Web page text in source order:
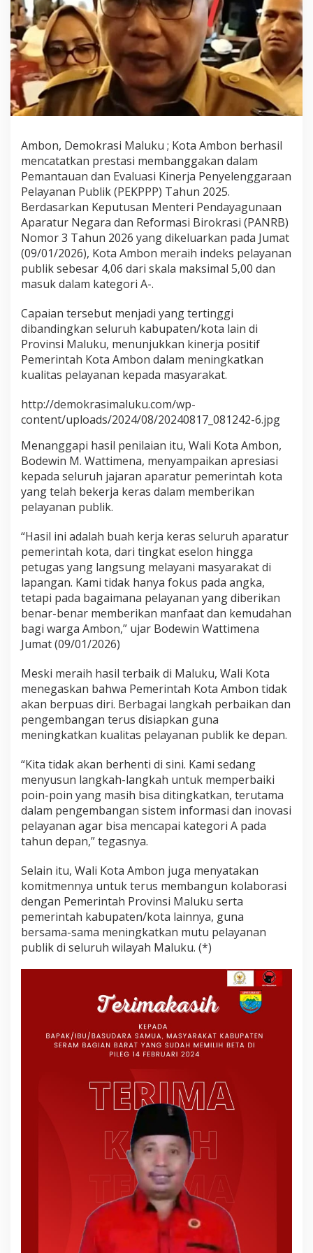
a
n
b
l
i
b
a
k
D
a
r
i
e
m
e
t
i
a
n
P
R
B
Ambon, Demokrasi Maluku ; Kota Ambon berhasil
mencatatkan prestasi membanggakan dalam
Pemantauan dan Evaluasi Kinerja Penyelenggaraan
Pelayanan Publik (PEKPPP) Tahun 2025.
Berdasarkan Keputusan Menteri Pendayagunaan
Aparatur Negara dan Reformasi Birokrasi (PANRB)
Nomor 3 Tahun 2026 yang dikeluarkan pada Jumat
(09/01/2026), Kota Ambon meraih indeks pelayanan
publik sebesar 4,06 dari skala maksimal 5,00 dan
masuk dalam kategori A-.
Capaian tersebut menjadi yang tertinggi
dibandingkan seluruh kabupaten/kota lain di
Provinsi Maluku, menunjukkan kinerja positif
Pemerintah Kota Ambon dalam meningkatkan
kualitas pelayanan kepada masyarakat.
http://demokrasimaluku.com/wp-
content/uploads/2024/08/20240817_081242-6.jpg
Menanggapi hasil penilaian itu, Wali Kota Ambon,
Bodewin M. Wattimena, menyampaikan apresiasi
kepada seluruh jajaran aparatur pemerintah kota
yang telah bekerja keras dalam memberikan
pelayanan publik.
“Hasil ini adalah buah kerja keras seluruh aparatur
pemerintah kota, dari tingkat eselon hingga
petugas yang langsung melayani masyarakat di
lapangan. Kami tidak hanya fokus pada angka,
tetapi pada bagaimana pelayanan yang diberikan
benar-benar memberikan manfaat dan kemudahan
bagi warga Ambon,” ujar Bodewin Wattimena
Jumat (09/01/2026)
Meski meraih hasil terbaik di Maluku, Wali Kota
menegaskan bahwa Pemerintah Kota Ambon tidak
akan berpuas diri. Berbagai langkah perbaikan dan
pengembangan terus disiapkan guna
meningkatkan kualitas pelayanan publik ke depan.
“Kita tidak akan berhenti di sini. Kami sedang
menyusun langkah-langkah untuk memperbaiki
poin-poin yang masih bisa ditingkatkan, terutama
dalam pengembangan sistem informasi dan inovasi
pelayanan agar bisa mencapai kategori A pada
tahun depan,” tegasnya.
Selain itu, Wali Kota Ambon juga menyatakan
komitmennya untuk terus membangun kolaborasi
dengan Pemerintah Provinsi Maluku serta
pemerintah kabupaten/kota lainnya, guna
bersama-sama meningkatkan mutu pelayanan
publik di seluruh wilayah Maluku. (*)